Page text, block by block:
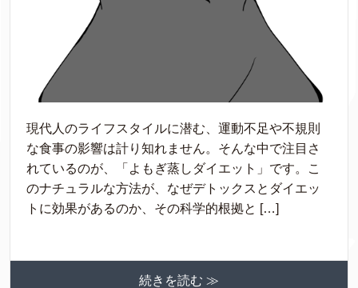
現代人のライフスタイルに潜む、運動不足や不規則
な食事の影響は計り知れません。そんな中で注目さ
れているのが、「よもぎ蒸しダイエット」です。こ
のナチュラルな方法が、なぜデトックスとダイエッ
トに効果があるのか、その科学的根拠と […]
続きを読む ≫